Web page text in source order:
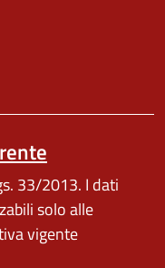
33/2013. I dati
solo alle
vigente